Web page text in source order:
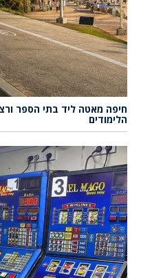
חיפה מאטה ליד בתי הספר
הלימודים